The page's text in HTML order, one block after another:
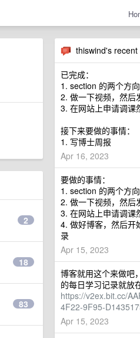
thiswind's
已完成：
1. section 的两个方
2. 做一下视频，然后
3. 在网站上申请调课
接下来要做的事情：
1. 写博士周报
Apr 16, 2023
要做的事情：
1. section 的两个方
2. 做一下视频，然后
3. 在网站上申请调课
4. 做好博客，然后开
录
Apr 15, 2023
博客就用这个来做吧
的每日学习记录就放
https://v2ex.bit.cc/
4F22-9F95-
Apr 15, 2023
2
18
83